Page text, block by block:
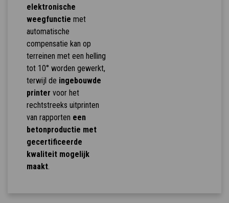
elektronische
weegfunctie met
automatische
compensatie kan op
terreinen met een helling
tot 10° worden gewerkt,
terwijl de ingebouwde
printer voor het
rechtstreeks uitprinten
van rapporten een
betonproductie met
gecertificeerde
kwaliteit mogelijk
maakt.